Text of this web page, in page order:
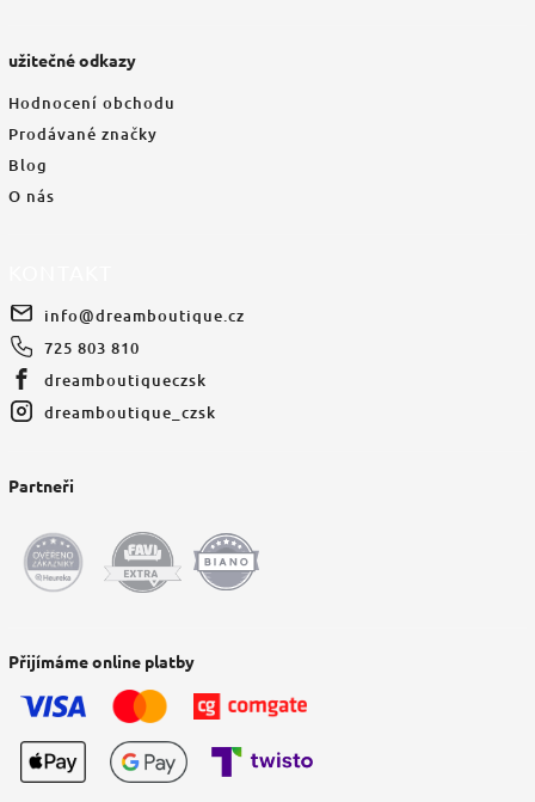
užitečné odkazy
Hodnocení obchodu
Prodávané značky
Blog
O nás
info@dreamboutique.cz
725 803 810
dreamboutiqueczsk
dreamboutique_czsk
Partneři
Přijímáme online platby